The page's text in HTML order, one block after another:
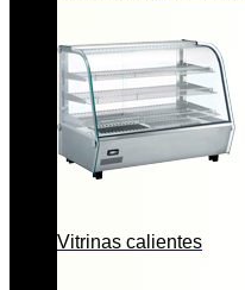
Vitrinas calientes